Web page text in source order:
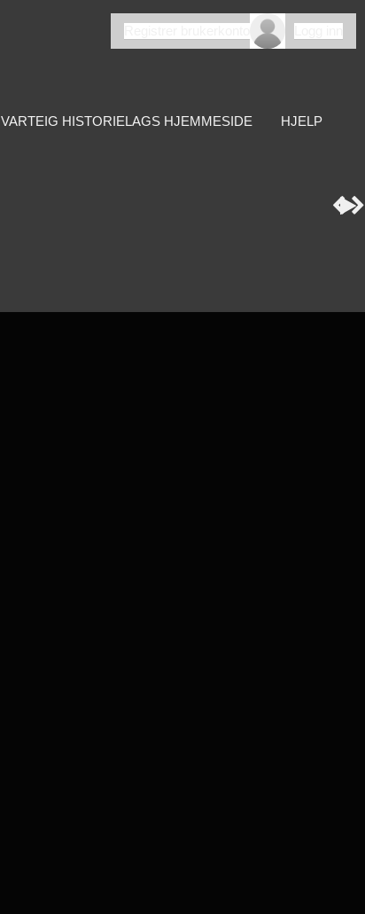
VARTEIG HISTORIELAGS HJEMMESIDE HJELP
